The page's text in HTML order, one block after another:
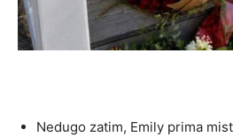
Nedugo zatim, Emily prima